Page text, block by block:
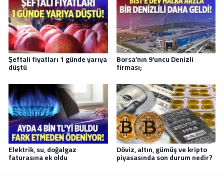
Şeftali fiyatları 1 günde yarıya
düştü
Borsa’nın 9’uncu Denizli
firması;
Elektrik, su, doğalgaz
faturasına ek oldu
Döviz, altın, gümüş ve kripto
piyasasında son durum nedir?